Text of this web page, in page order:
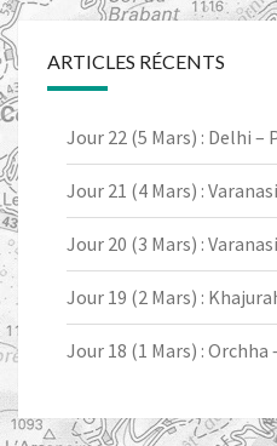
ARTICLES RÉCENTS
Jour 22 (5 Mars) : Delhi –
Jour 21 (4 Mars) :
Jour 20 (3 Mars) : Varanasi
Jour 19 (2 Mars) :
Jour 18 (1 Mars) : Orchha